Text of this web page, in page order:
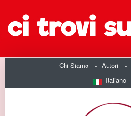
Chi Siamo Autori
Italiano